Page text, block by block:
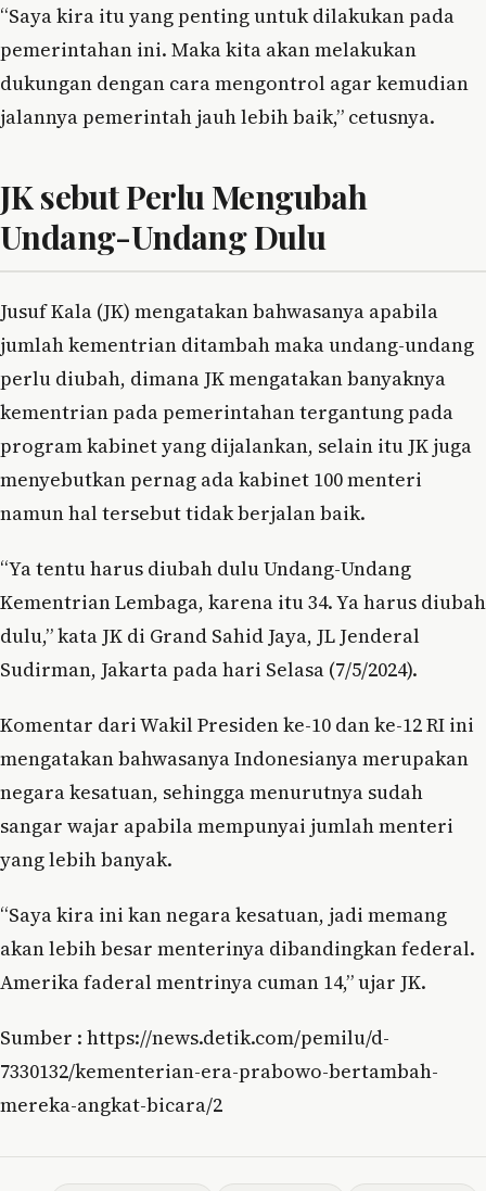
“Saya kira itu yang penting untuk dilakukan pada
pemerintahan ini. Maka kita akan melakukan
dukungan dengan cara mengontrol agar kemudian
jalannya pemerintah jauh lebih baik,” cetusnya.
JK sebut Perlu Mengubah
Undang-Undang Dulu
Jusuf Kala (JK) mengatakan bahwasanya apabila
jumlah kementrian ditambah maka undang-undang
perlu diubah, dimana JK mengatakan banyaknya
kementrian pada pemerintahan tergantung pada
program kabinet yang dijalankan, selain itu JK juga
menyebutkan pernag ada kabinet 100 menteri
namun hal tersebut tidak berjalan baik.
“Ya tentu harus diubah dulu Undang-Undang
Kementrian Lembaga, karena itu 34. Ya harus diubah
dulu,” kata JK di Grand Sahid Jaya, JL Jenderal
Sudirman, Jakarta pada hari Selasa (7/5/2024).
Komentar dari Wakil Presiden ke-10 dan ke-12 RI ini
mengatakan bahwasanya Indonesianya merupakan
negara kesatuan, sehingga menurutnya sudah
sangar wajar apabila mempunyai jumlah menteri
yang lebih banyak.
“Saya kira ini kan negara kesatuan, jadi memang
akan lebih besar menterinya dibandingkan federal.
Amerika faderal mentrinya cuman 14,” ujar JK.
Sumber : https://news.detik.com/pemilu/d-
7330132/kementerian-era-prabowo-bertambah-
mereka-angkat-bicara/2